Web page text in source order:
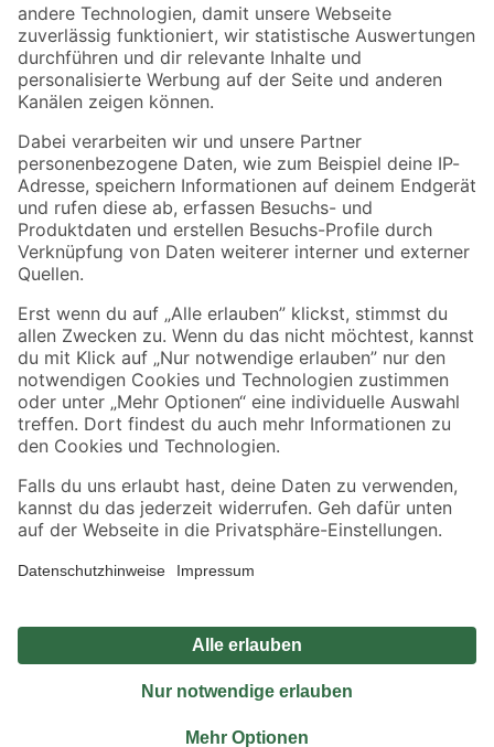
Zur Newsletter Anmeldung
Folge uns
Zahlungsarten Versandarten
Sicher einkaufen
Jetzt die toom-App herunterladen
Alle Preisangaben in EUR inkl. gesetzl. MwSt.. Die dargestellten Angebote sind unter
Umständen nicht in allen Märkten verfügbar. Die angegebenen Verfügbarkeiten beziehen
Produkte nur solange der Vorrat reicht.
*Paketversand ab 59 € versandkostenfrei, gilt nicht für Artikel mit Speditionsversand, hier
Privatsphäre Impressum
Nutzungsbedingungen
Widerrufsrecht
Vertrag widerrufen
© 2026 toom Baumarkt GmbH